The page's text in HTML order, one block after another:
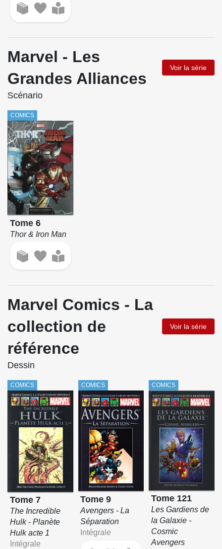
Marvel - Les
Grandes Alliances
Voir la série
Scénario
COMICS
Tome 6
Thor & Iron Man
Marvel Comics - La
collection de
référence
Voir la série
Dessin
COMICS
Tome 7
The Incredible
Hulk - Planète
Hulk acte 1
Intégrale
COMICS
Tome 9
Avengers - La
Séparation
Intégrale
COMICS
Tome 121
Les Gardiens de
la Galaxie -
Cosmic
Avengers